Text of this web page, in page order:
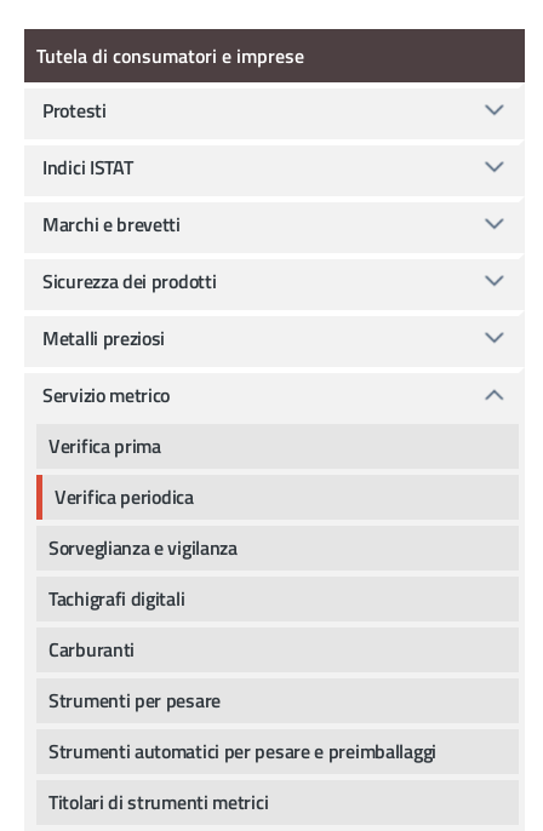
Tutela di consumatori e imprese
Tutela di consumatori e imprese
Protesti
Indici ISTAT
Marchi e brevetti
Sicurezza dei prodotti
Metalli preziosi
Servizio metrico
Verifica prima
Verifica periodica
Sorveglianza e vigilanza
Tachigrafi digitali
Carburanti
Strumenti per pesare
Strumenti automatici per pesare e preimballaggi
Titolari di strumenti metrici